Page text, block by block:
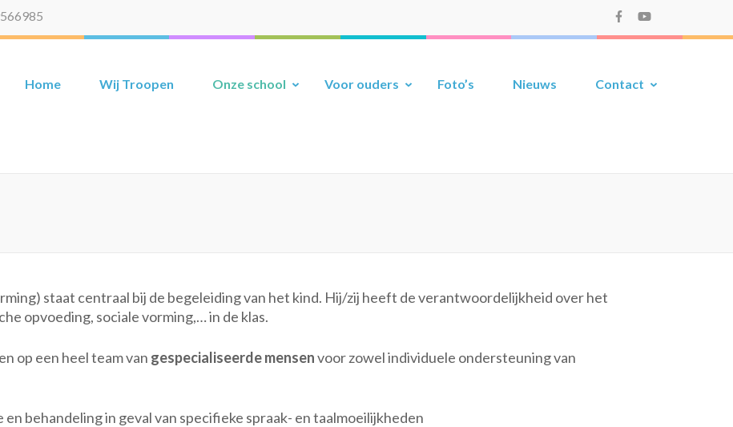
Maaseik
Home Wij Troopen Onze school Voor ouders Foto’s Nieuws Contact
staat centraal bij de begeleiding van het kind. Hij/zij heeft de verantwoordelijkheid over het
opvoeding, sociale vorming,… in de klas.
op een heel team van gespecialiseerde mensenvoor zowel individuele ondersteuning van
behandeling in geval van specifieke spraak- en taalmoeilijkheden